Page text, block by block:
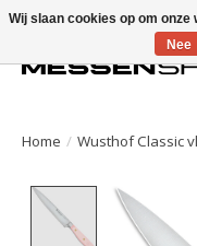
Home / Wusthof Classic
Product
Wij slaan cookies op om
Nee